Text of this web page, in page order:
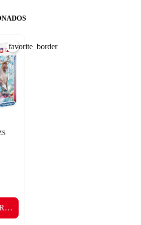
favorite_border